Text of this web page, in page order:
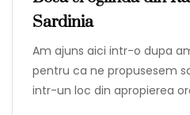
Sardinia
Am ajuns aici intr-o dupa
pentru ca ne propusesem
intr-un loc din apropierea